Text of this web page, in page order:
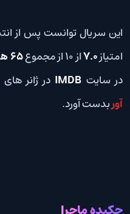
امتیاز7.0از 10 از مجموع 65 هزار
در سایت IMDB در ژانر های
آوربدست آورد.